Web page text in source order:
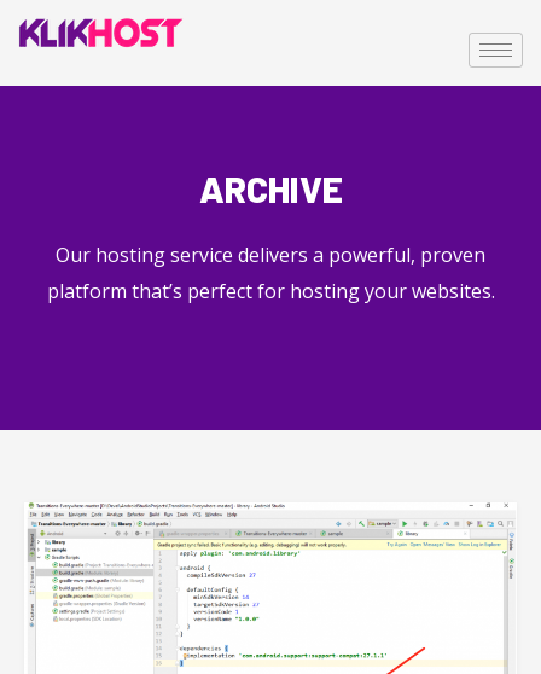
ARCHIVE
Our hosting service delivers a powerful, proven
platform that’s perfect for hosting your websites.